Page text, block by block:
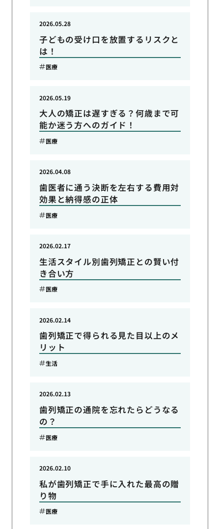
子どもの受け口を放置するリスクと
は！
2026.05.28
医療
大人の矯正は遅すぎる？何歳まで可
能か迷う方へのガイド！
2026.05.19
医療
歯医者に通う決断を左右する費用対
効果と納得感の正体
2026.04.08
医療
生活スタイル別歯列矯正との賢い付
き合い方
2026.02.17
医療
歯列矯正で得られる見た目以上のメ
リット
2026.02.14
生活
歯列矯正の通院を忘れたらどうなる
の？
2026.02.13
医療
私が歯列矯正で手に入れた最高の贈
り物
2026.02.10
医療